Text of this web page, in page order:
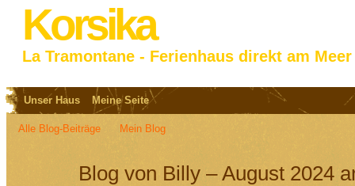
Korsika
La Tramontane - Ferienhaus direkt am Meer
Unser Haus Meine Seite
Alle Blog-Beiträge Mein Blog
Blog von Billy – August 2024